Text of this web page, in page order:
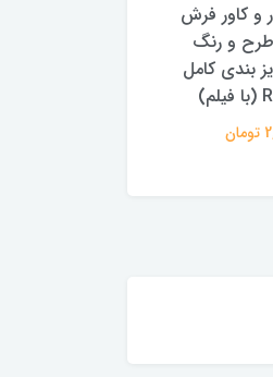
و کاور فرش
طرح و رنگ
بندی کامل